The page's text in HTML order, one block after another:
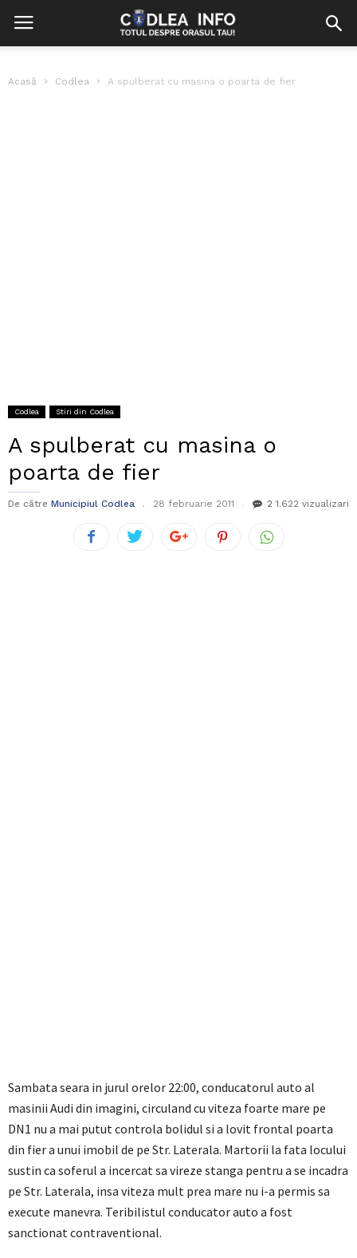
Acasă Codlea A spulberat cu masina o poarta de fier
Codlea Stiri din Codlea
A spulberat cu masina o
poarta de fier
De către Municipiul Codlea 28 februarie 2011 2 1.622 vizualizari
Sambata seara in jurul orelor 22:00, conducatorul auto al
masinii Audi din imagini, circuland cu viteza foarte mare pe
DN1 nu a mai putut controla bolidul si a lovit frontal poarta
din fier a unui imobil de pe Str. Laterala. Martorii la fata locului
sustin ca soferul a incercat sa vireze stanga pentru a se incadra
pe Str. Laterala, insa viteza mult prea mare nu i-a permis sa
execute manevra. Teribilistul conducator auto a fost
sanctionat contraventional.